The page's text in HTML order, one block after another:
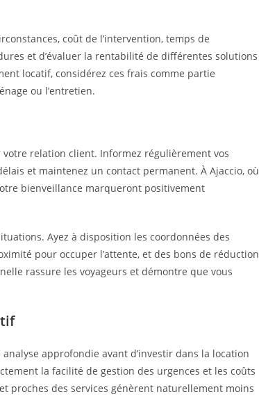
coût de l’intervention, temps de
et d’évaluer la rentabilité de différentes solutions
locatif, considérez ces frais comme partie
ou l’entretien.
relation client. Informez régulièrement vos
et maintenez un contact permanent. À Ajaccio, où
bienveillance marqueront positivement
Ayez à disposition les coordonnées des
pour occuper l’attente, et des bons de réduction
rassure les voyageurs et démontre que vous
approfondie avant d’investir dans la location
la facilité de gestion des urgences et les coûts
proches des services génèrent naturellement moins